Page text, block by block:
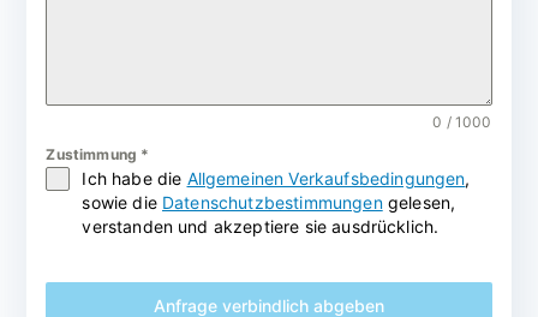
0 / 1000
Zustimmung *
Ich habe die Allgemeinen Verkaufsbedingungen,
sowie die Datenschutzbestimmungengelesen,
verstanden und akzeptiere sie ausdrücklich.
Anfrage verbindlich abgeben